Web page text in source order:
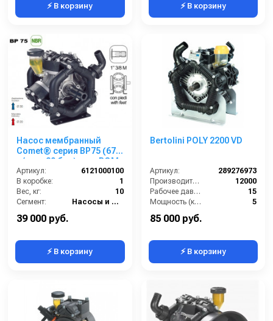
⚡ В корзину ⚡ В корзину
Насос мембранный
Comet® серия ВP75 (67
л/мин; 20 бар); вал ВОМ
13/8
Артикул:
6121000100
В коробке:
1
Вес, кг:
10
Сегмент:
Насосы и насосные станции
39 000 руб.
⚡ В корзину
Bertolini POLY 2200 VD
Артикул:
289276973
Производительность (л/ч):
12000
Рабочее давление (бар):
15
Мощность (кВт):
5
85 000 руб.
⚡ В корзину